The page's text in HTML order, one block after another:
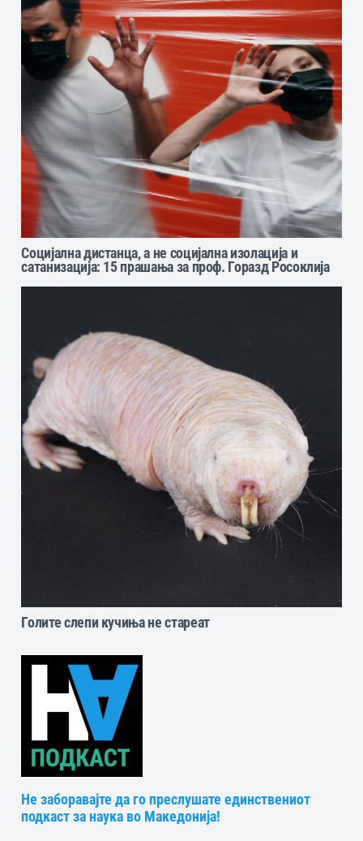
Социјална дистанца, а не социјална изолација и
сатанизација: 15 прашања за проф. Горазд Росоклија
Голите слепи кучиња не стареат
Не заборавајте да го преслушате единствениот
подкаст за наука во Македонија!